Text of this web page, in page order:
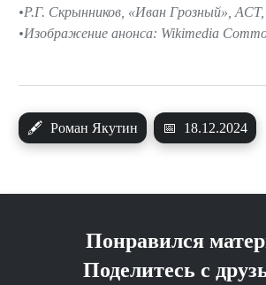
🖋 Роман Якутин 📅 18.12.2024
Р.Г. Скрынников, «Иван Грозный», АСТ,
Изображение анонса: Wikimedia
Понравился
Поделитесь с